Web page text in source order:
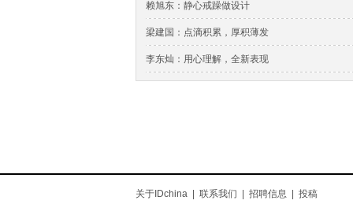
赖旭东：静心戒躁做设计
梁建国：点滴积累，厚积薄发
李东灿：用心理解，全新表现
关于IDchina 联系我们 招聘信息 投稿